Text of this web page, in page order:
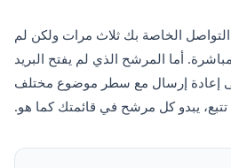
الخاصة بك ثلاث مرات ولكن لم
أما المرشح الذي لم يفتح البريد
إلى إعادة إرسال مع سطر موضوع مختلف
تتبع، يبدو كل مرشح في قائمتك كما هو.